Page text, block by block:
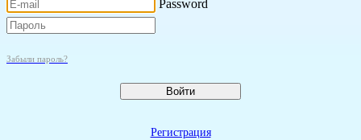
Password
Забыли пароль?
Войти
Регистрация